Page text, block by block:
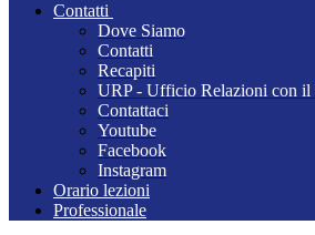
Contatti
Dove Siamo
Contatti
Recapiti
URP - Ufficio Relazioni con il
Contattaci
Youtube
Facebook
Instagram
Orario lezioni
Professionale